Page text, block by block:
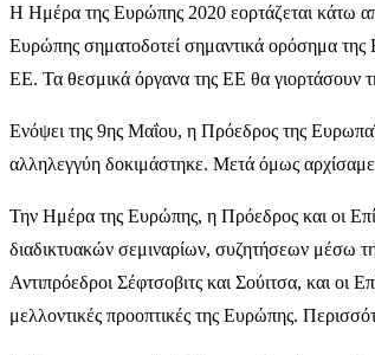
Η Ημέρα της Ευρώπης 2020 εορτάζεται κάτω
Ευρώπης σηματοδοτεί σημαντικά ορόσημα της
ΕΕ. Τα θεσμικά όργανα της ΕΕ θα γιορτάσουν
Ενόψει της 9ης Μαΐου, η Πρόεδρος της
αλληλεγγύη δοκιμάστηκε. Μετά όμως
Την Ημέρα της Ευρώπης, η Πρόεδρος και οι
διαδικτυακών σεμιναρίων, συζητήσεων μέσω
Αντιπρόεδροι Σέφτσοβιτς και Σούιτσα, και οι
μελλοντικές προοπτικές της Ευρώπης.